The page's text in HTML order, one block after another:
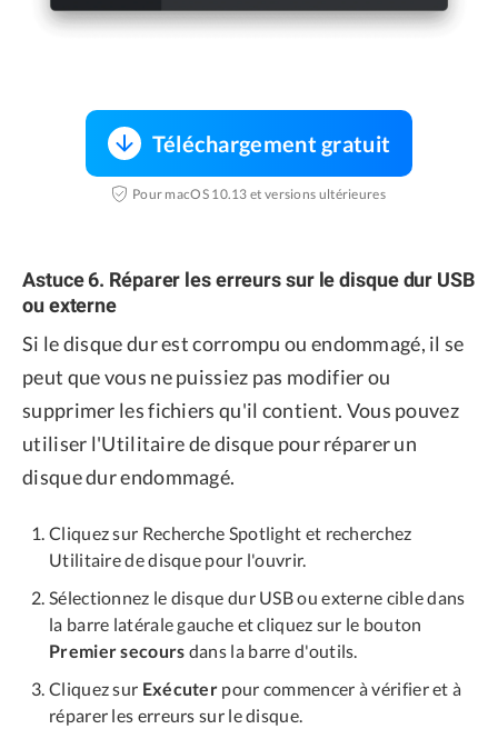
Téléchargement gratuit
Pour macOS 10.13 et versions ultérieures
Astuce 6. Réparer les erreurs sur le disque dur USB
ou externe
Si le disque dur est corrompu ou endommagé, il se
peut que vous ne puissiez pas modifier ou
supprimer les fichiers qu'il contient. Vous pouvez
utiliser l'Utilitaire de disque pour réparer un
disque dur endommagé.
Cliquez sur Recherche Spotlight et recherchez
Utilitaire de disque pour l'ouvrir.
Sélectionnez le disque dur USB ou externe cible dans
la barre latérale gauche et cliquez sur le bouton
Premier secours dans la barre d'outils.
Cliquez sur Exécuter pour commencer à vérifier et à
réparer les erreurs sur le disque.